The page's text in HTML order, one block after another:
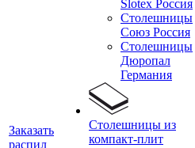
Заказать
распил
Slotex Россия
Столешницы
Союз Россия
Столешницы
Дюропал
Германия
Столешницы из
компакт-плит